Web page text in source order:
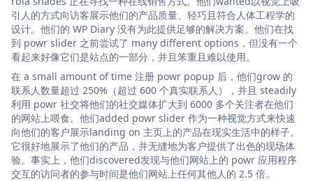
引人的方式向访客展示他们的产品质量、轻巧且符合人体工程学的
设计。他们的 WP Diary 没有为此提供足够的解决方案。他们在找
到 powr slider 之前尝试了 many different options，但没有一个
看起来好像它们是站点的一部分，并且笨重且难以使用。
在 a small amount of time 注册 powr popup 后，他们grow 的
联系人数量超过 250%（超过 600 个真实联系人），并且 steadily
利用 powr 社交将他们的社交媒体扩大到 6000 多个关注者在他们
的网站上喂食。他们added powr slider 作为一种视觉方式来快速
向他们的客户展示landing on 主页上的产品在现实生活中的样子。
它很好地展示了他们的产品，并无缝地为客户提供了出色的现场体
验。事实上，他们discovered发现与他们网站上的 powr 应用程序
交互的访问者的参与时间是他们网站上任何其他人的 2.5 倍。